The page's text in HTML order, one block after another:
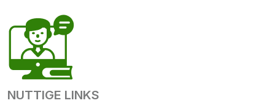
NUTTIGE LINKS